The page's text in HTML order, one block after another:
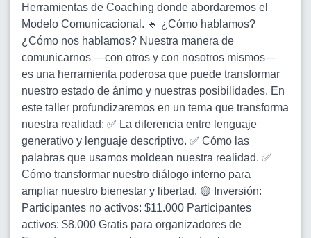
Herramientas de Coaching donde abordaremos el
Modelo Comunicacional. 🔹 ¿Cómo hablamos?
¿Cómo nos hablamos? Nuestra manera de
comunicarnos —con otros y con nosotros mismos—
es una herramienta poderosa que puede transformar
nuestro estado de ánimo y nuestras posibilidades. En
este taller profundizaremos en un tema que transforma
nuestra realidad: ✅ La diferencia entre lenguaje
generativo y lenguaje descriptivo. ✅ Cómo las
palabras que usamos moldean nuestra realidad. ✅
Cómo transformar nuestro diálogo interno para
ampliar nuestro bienestar y libertad. 🟡 Inversión:
Participantes no activos: $11.000 Participantes
activos: $8.000 Gratis para organizadores de